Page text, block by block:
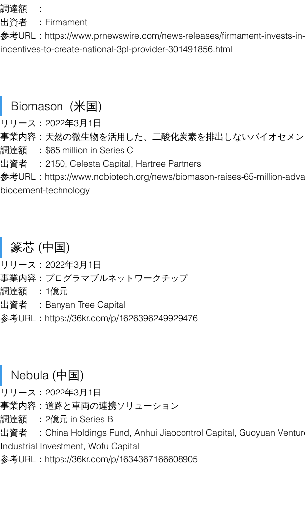
調達額　：
出資者　：Firmament
参考URL： https://www.prnewswire.com/news-releases/firmament-invests-
incentives-to-create-national-3pl-provider-301491856.html
Biomason  (米国)
リリース：2022年3月1日
事業内容：天然の微生物を活用した、二酸化炭素を排出しないバイオセメ
調達額　：$65 million in Series C
出資者　：2150, Celesta Capital, Hartree Partners
参考URL： https://www.ncbiotech.org/news/biomason-raises-65-million-
biocement-technology
篆芯 (中国)
リリース：2022年3月1日
事業内容：プログラマブルネットワークチップ
調達額　：1億元
出資者　：Banyan Tree Capital
参考URL： https://36kr.com/p/1626396249929476
Nebula (中国)
リリース：2022年3月1日
事業内容：道路と車両の連携ソリューション
調達額　：2億元 in Series B
出資者　：China Holdings Fund, Anhui Jiaocontrol Capital, Guoyuan
Industrial Investment, Wofu Capital
参考URL： https://36kr.com/p/1634367166608905